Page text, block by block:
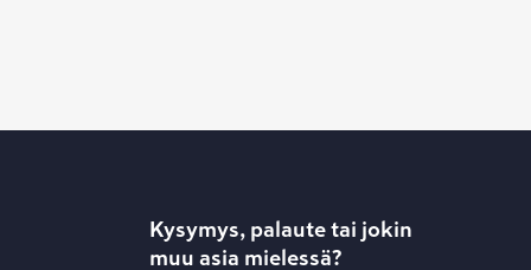
Kysymys, palaute tai jokin
muu asia mielessä?